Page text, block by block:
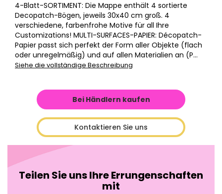
4-Blatt-SORTIMENT: Die Mappe enthält 4 sortierte
Decopatch-Bögen, jeweils 30x40 cm groß. 4
verschiedene, farbenfrohe Motive für all Ihre
Customizations! MULTI-SURFACES-PAPIER: Décopatch-
Papier passt sich perfekt der Form aller Objekte (flach
oder unregelmäßig) und auf allen Materialien an (P...
Siehe die vollständige Beschreibung
Bei Händlern kaufen
Kontaktieren Sie uns
Teilen Sie uns Ihre Errungenschaften
mit